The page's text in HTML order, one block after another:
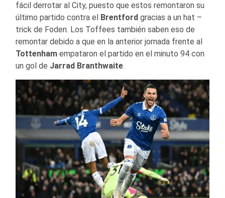
fácil derrotar al City, puesto que estos remontaron su
último partido contra el
Brentford gracias a un hat –
trick de Foden. Los Toffees también saben eso de
remontar debido a que en la anterior jornada frente al
Tottenham empataron el partido en el minuto 94 con
un gol de Jarrad Branthwaite.